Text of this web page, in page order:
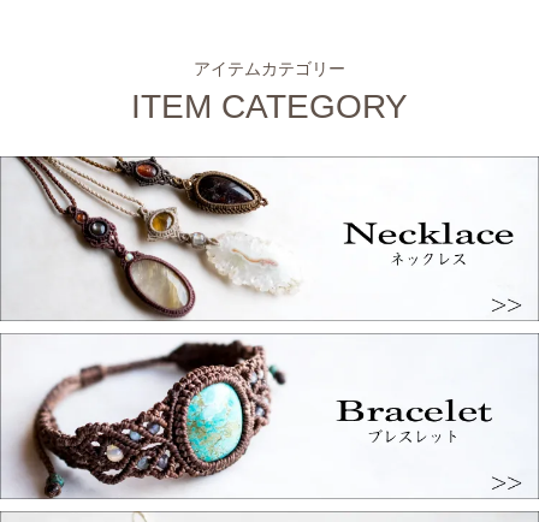
アイテムカテゴリー
ITEM CATEGORY